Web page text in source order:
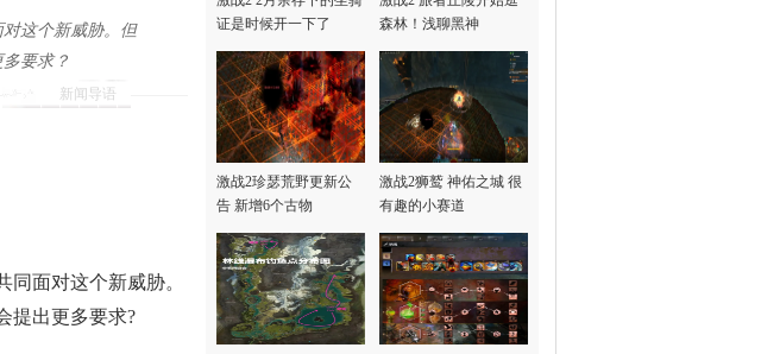
新闻导语
这个新威胁。但
要求？
面对这个新威胁。
提出更多要求?
证是时候开一下了
森林！浅聊黑神
话“悟…
激战2珍瑟荒野更新公
告 新增6个古物
激战2狮鹫 神佑之城 很
有趣的小赛道